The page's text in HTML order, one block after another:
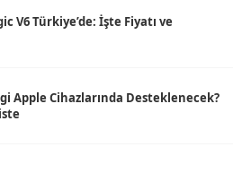
V6 Türkiye’de: İşte Fiyatı ve
Apple Cihazlarında Desteklenecek?